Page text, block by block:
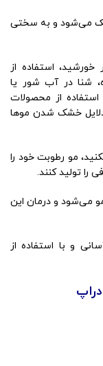
می‌شود و به سختی
استفاده از
شنا در آب شور یا
استفاده از محصولات
دلایل خشک شدن موها
مو رطوبت خود را
را تولید کنند.
می‌شود و درمان این
و با استفاده از